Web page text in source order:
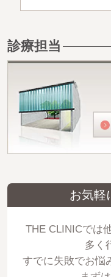
診療担当
お気軽
THE CLINICでは
多く
すでに失敗でお悩